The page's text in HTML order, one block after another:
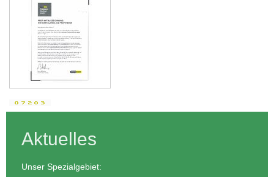
Aktuelles
Unser Spezialgebiet: